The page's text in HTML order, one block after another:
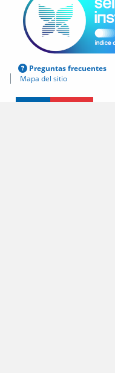
Preguntas frecuentes
Mapa del sitio